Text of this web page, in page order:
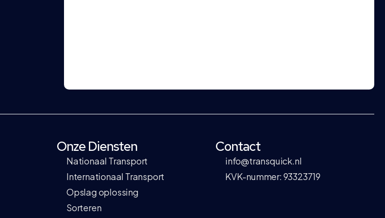
Onze Diensten
Nationaal Transport
Internationaal Transport
Opslag oplossing
Sorteren
Contact
info@transquick.nl
KVK-nummer: 93323719